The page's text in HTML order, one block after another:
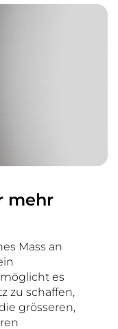
mehr
Mass an
es
zu schaffen,
grösseren,